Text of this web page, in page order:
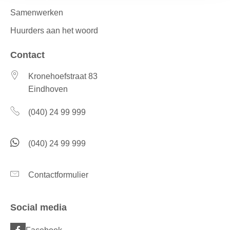
Samenwerken
Huurders aan het woord
Contact
Kronehoefstraat 83
Eindhoven
(040) 24 99 999
(040) 24 99 999
Contactformulier
Social media